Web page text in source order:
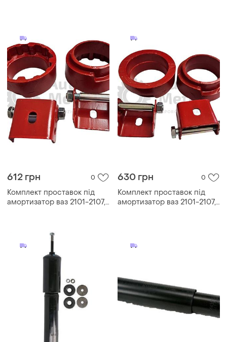
612 грн 0
Комплект проставок під
амортизатор ваз 2101-2107,
630 грн 0
Комплект проставок під
амортизатор ваз 2101-2107,